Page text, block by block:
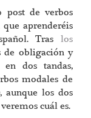
post de verbos
aprenderéis
Tras los
de obligación y
dos tandas,
modales de
, aunque los dos
cuál es.